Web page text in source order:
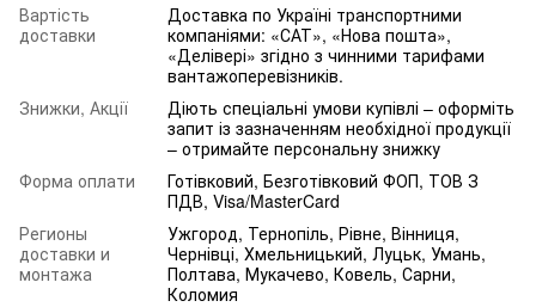
Вартість
доставки
Доставка по Україні транспортними
компаніями: «САТ», «Нова пошта»,
«Делівері» згідно з чинними тарифами
вантажоперевізників.
Знижки, Акції
Діють спеціальні умови купівлі – оформіть
запит із зазначенням необхідної продукції
– отримайте персональну знижку
Форма оплати
Готівковий, Безготівковий ФОП, ТОВ З
ПДВ, Visa/MasterCard
Регионы
доставки и
монтажа
Ужгород, Тернопіль, Рівне, Вінниця,
Чернівці, Хмельницький, Луцьк, Умань,
Полтава, Мукачево, Ковель, Сарни,
Коломия